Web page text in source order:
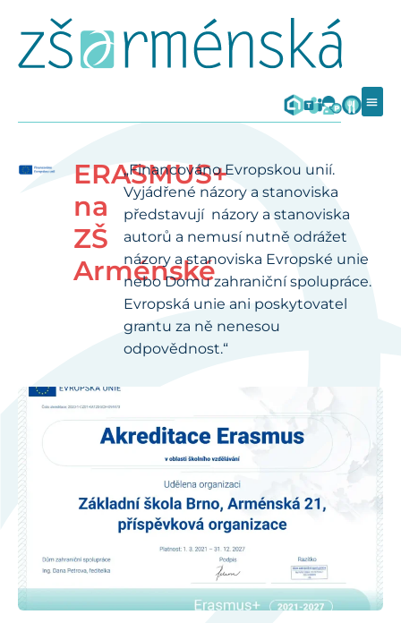
ERASMUS+
na
ZŠ
Arménské
„Financováno Evropskou unií.
Vyjádřené názory a stanoviska
představují názory a stanoviska
autorů a nemusí nutně odrážet
názory a stanoviska Evropské unie
nebo Domu zahraniční spolupráce.
Evropská unie ani poskytovatel
grantu za ně nenesou
odpovědnost.“